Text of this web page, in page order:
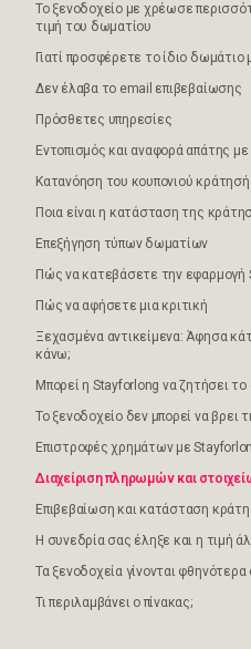
Το ξενοδοχείο με χρέωσε
τιμή του δωματίου
Γιατί προσφέρετε το ίδιο δωμάτιο
Δεν έλαβα το email επιβεβαίωσης
Πρόσθετες υπηρεσίες
Εντοπισμός και αναφορά απάτης
Κατανόηση του κουπονιού
Ποια είναι η κατάσταση της
Επεξήγηση τύπων δωματίων
Πώς να κατεβάσετε την εφαρμογή
Πώς να αφήσετε μια κριτική
Ξεχασμένα αντικείμενα: Άφησα
κάνω;
Μπορεί η Stayforlong να ζητήσει το
Το ξενοδοχείο δεν μπορεί να βρει
Επιστροφές χρημάτων με
Διαχείριση πληρωμών και
Επιβεβαίωση και κατάσταση
Η συνεδρία σας έληξε και η τιμή
Τα ξενοδοχεία γίνονται
Τι περιλαμβάνει ο πίνακας;